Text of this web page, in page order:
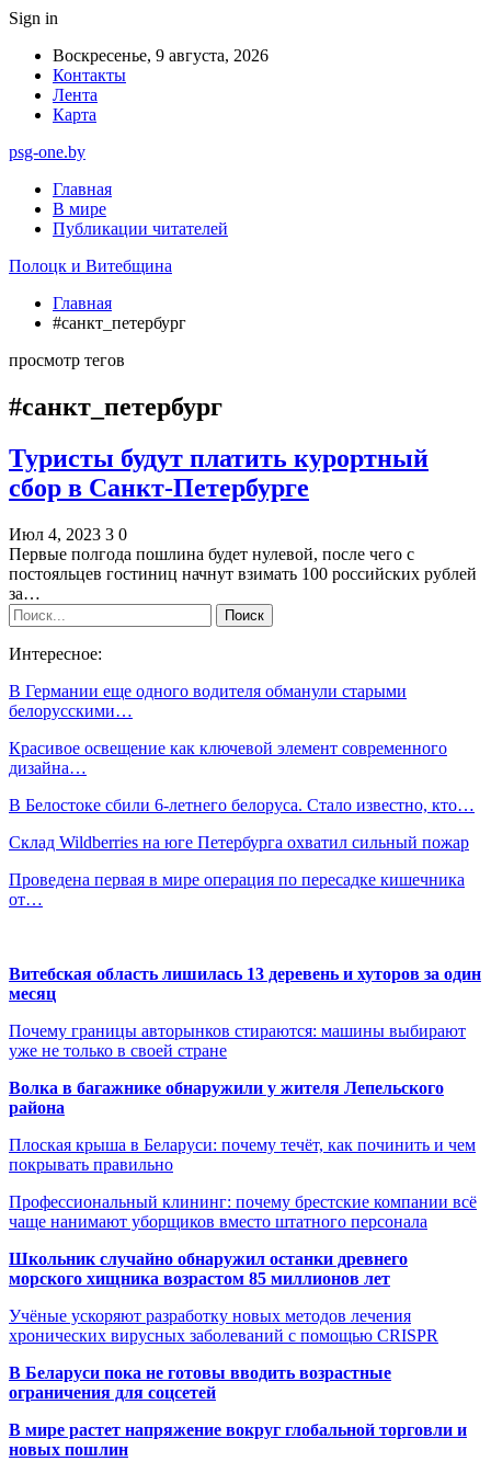
Sign in
Воскресенье, 9 августа, 2026
Контакты
Лента
Карта
psg-one.by
Главная
В мире
Публикации читателей
Полоцк и Витебщина
Главная
#санкт_петербург
просмотр тегов
#санкт_петербург
Туристы будут платить курортный
сбор в Санкт-Петербурге
Июл 4, 2023 3 0
Первые полгода пошлина будет нулевой, после чего с
постояльцев гостиниц начнут взимать 100 российских рублей
за…
Интересное:
В Германии еще одного водителя обманули старыми
белорусскими…
Красивое освещение как ключевой элемент современного
дизайна…
В Белостоке сбили 6-летнего белоруса. Стало известно, кто…
Склад Wildberries на юге Петербурга охватил сильный пожар
Проведена первая в мире операция по пересадке кишечника
от…
Витебская область лишилась 13 деревень и хуторов за один
месяц
Почему границы авторынков стираются: машины выбирают
уже не только в своей стране
Волка в багажнике обнаружили у жителя Лепельского
района
Плоская крыша в Беларуси: почему течёт, как починить и чем
покрывать правильно
Профессиональный клининг: почему брестские компании всё
чаще нанимают уборщиков вместо штатного персонала
Школьник случайно обнаружил останки древнего
морского хищника возрастом 85 миллионов лет
Учёные ускоряют разработку новых методов лечения
хронических вирусных заболеваний с помощью CRISPR
В Беларуси пока не готовы вводить возрастные
ограничения для соцсетей
В мире растет напряжение вокруг глобальной торговли и
новых пошлин